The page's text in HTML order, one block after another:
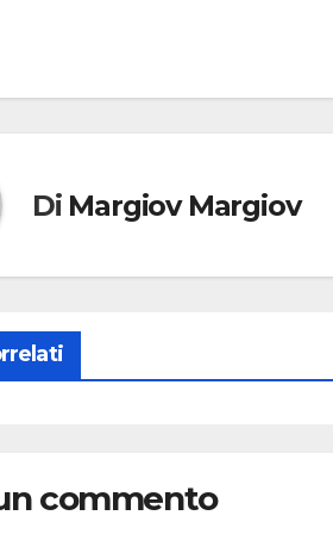
Di Margiov Margiov
commento